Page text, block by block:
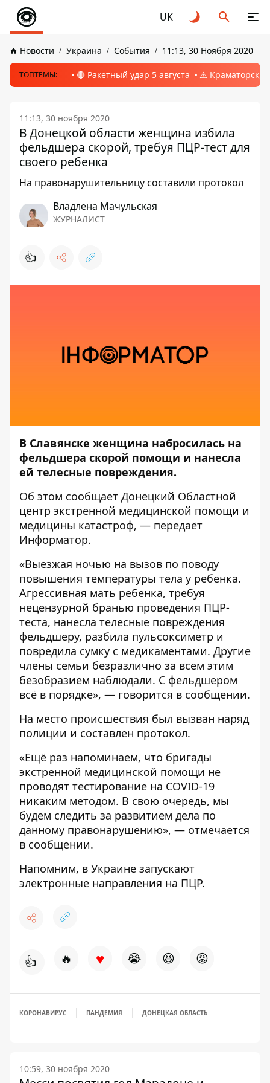
UK
Новости Украина События 11:13, 30 Ноября 2020
ТОПТЕМЫ: 🔴 Ракетный удар 5 августа ⚠️ Краматорск,
11:13, 30 ноября 2020
В Донецкой области женщина избила
фельдшера скорой, требуя ПЦР-тест для
своего ребенка
На правонарушительницу составили протокол
Владлена Мачульская
ЖУРНАЛИСТ
👍
В Славянске женщина набросилась на
фельдшера скорой помощи и нанесла
ей телесные повреждения.
Об этом сообщает Донецкий Областной
центр экстренной медицинской помощи и
медицины катастроф, — передаёт
Информатор.
«Выезжая ночью на вызов по поводу
повышения температуры тела у ребенка.
Агрессивная мать ребенка, требуя
нецензурной бранью проведения ПЦР-
теста, нанесла телесные повреждения
фельдшеру, разбила пульсоксиметр и
повредила сумку с медикаментами. Другие
члены семьи безразлично за всем этим
безобразием наблюдали. С фельдшером
всё в порядке», — говорится в сообщении.
На место происшествия был вызван наряд
полиции и составлен протокол.
«Ещё раз напоминаем, что бригады
экстренной медицинской помощи не
проводят тестирование на COVID-19
никаким методом. В свою очередь, мы
будем следить за развитием дела по
данному правонарушению», — отмечается
в сообщении.
Напомним, в Украине запускают
электронные направления на ПЦР.
👍 🔥 ♥ 😭 😆 😡
КОРОНАВИРУС ПАНДЕМИЯ ДОНЕЦКАЯ ОБЛАСТЬ
10:59, 30 ноября 2020